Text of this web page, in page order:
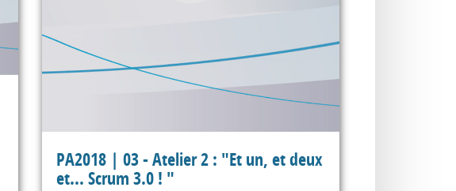
PA2018 | 03 - Atelier 2 : "Et un, et deux
et... Scrum 3.0 ! "